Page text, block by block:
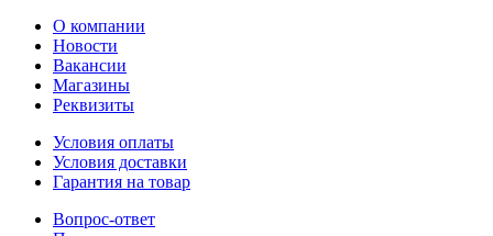
О компании
Новости
Вакансии
Магазины
Реквизиты
Условия оплаты
Условия доставки
Гарантия на товар
Вопрос-ответ